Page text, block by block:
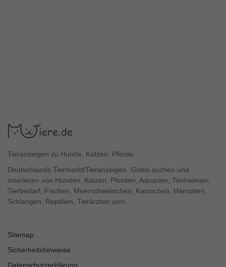
Tieranzeigen zu Hunde, Katzen, Pferde.
Deutschlands Tiermarkt/Tieranzeigen. Gratis suchen und
inserieren von Hunden, Katzen, Pferden, Aquarien, Tierheimen,
Tierbedarf, Fischen, Meerschweinchen, Kaninchen, Hamstern,
Schlangen, Reptilien, Tierärzten uvm.
Sitemap
Sicherheitshinweise
Datenschutzerklärung